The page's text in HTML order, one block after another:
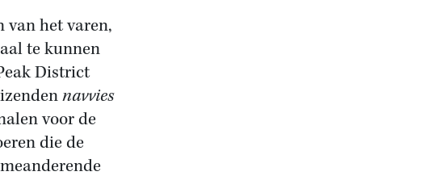
van het varen,
te kunnen
District
navvies
voor de
die de